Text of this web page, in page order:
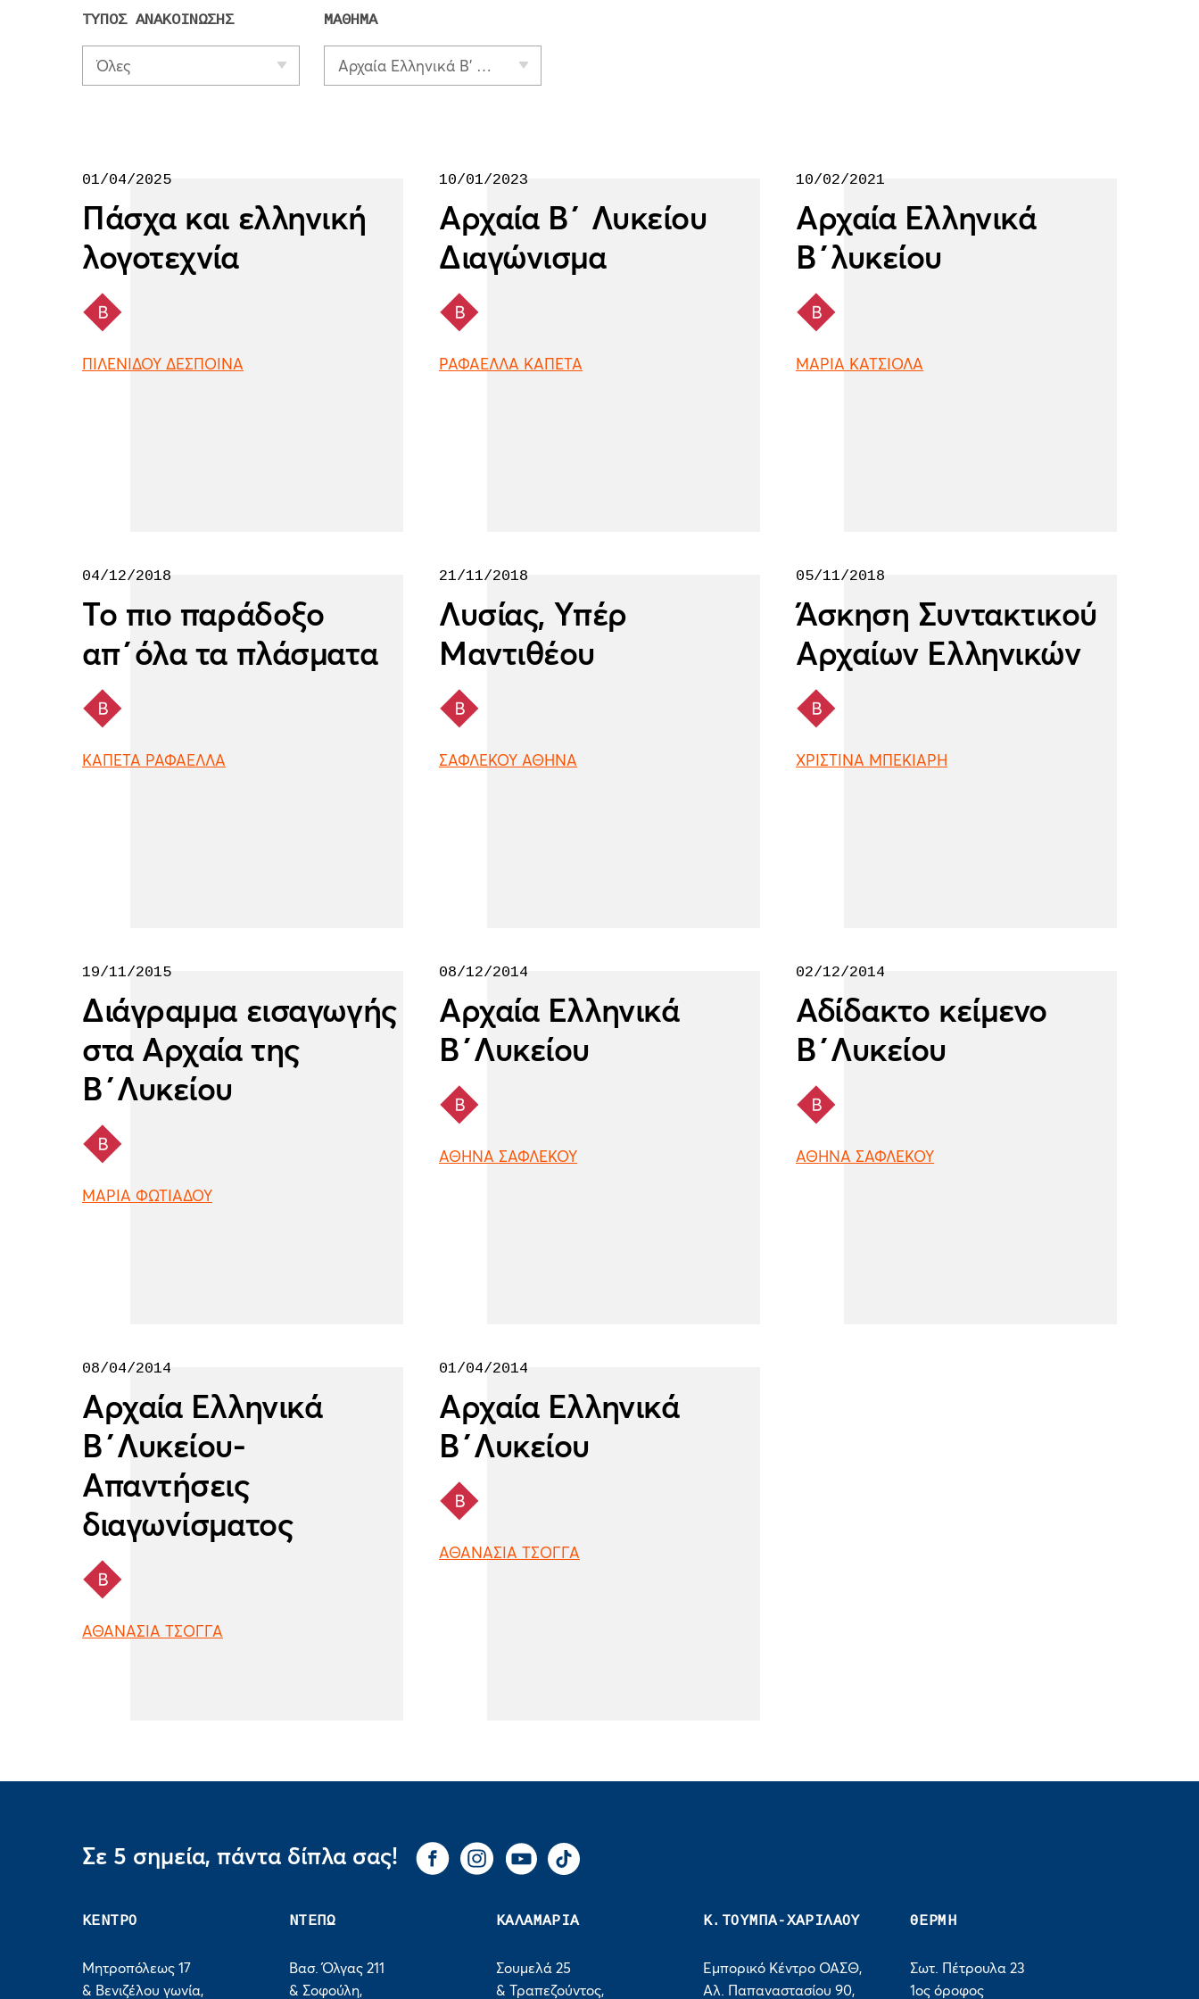
ΤΥΠΟΣ ΑΝΑΚΟΙΝΩΣΗΣ
Όλες
ΜΑΘΗΜΑ
Αρχαία Ελληνικά Β' Λυκείου
01/04/2025
Πάσχα και ελληνική
λογοτεχνία
ΠΙΛΕΝΙΔΟΥ ΔΕΣΠΟΙΝΑ
10/01/2023
Αρχαία Β΄ Λυκείου
Διαγώνισμα
ΡΑΦΑΕΛΛΑ ΚΑΠΕΤΑ
10/02/2021
Αρχαία Ελληνικά
Β΄λυκείου
ΜΑΡΙΑ ΚΑΤΣΙΟΛΑ
04/12/2018
Το πιο παράδοξο
απ΄όλα τα πλάσματα
ΚΑΠΕΤΑ ΡΑΦΑΕΛΛΑ
21/11/2018
Λυσίας, Υπέρ
Μαντιθέου
ΣΑΦΛΕΚΟΥ ΑΘΗΝΑ
05/11/2018
Άσκηση Συντακτικού
Αρχαίων Ελληνικών
ΧΡΙΣΤΙΝΑ ΜΠΕΚΙΑΡΗ
19/11/2015
Διάγραμμα εισαγωγής
στα Αρχαία της
Β΄Λυκείου
ΜΑΡΙΑ ΦΩΤΙΑΔΟΥ
08/12/2014
Αρχαία Ελληνικά
Β΄Λυκείου
ΑΘΗΝΑ ΣΑΦΛΕΚΟΥ
02/12/2014
Αδίδακτο κείμενο
Β΄Λυκείου
ΑΘΗΝΑ ΣΑΦΛΕΚΟΥ
08/04/2014
Αρχαία Ελληνικά
Β΄Λυκείου-
Απαντήσεις
διαγωνίσματος
ΑΘΑΝΑΣΙΑ ΤΣΟΓΓΑ
01/04/2014
Αρχαία Ελληνικά
Β΄Λυκείου
ΑΘΑΝΑΣΙΑ ΤΣΟΓΓΑ
Σε 5 σημεία, πάντα δίπλα σας!
FacebookInstagram
You Tube Tik Tok
ΚΕΝΤΡΟ
Μητροπόλεως 17
& Βενιζέλου γωνία,
ΝΤΕΠΩ
Βασ. Όλγας 211
& Σοφούλη,
ΚΑΛΑΜΑΡΙΑ
Σουμελά 25
& Τραπεζούντος,
Κ.ΤΟΥΜΠΑ-ΧΑΡΙΛΑΟΥ
Εμπορικό Κέντρο ΟΑΣΘ,
Αλ. Παπαναστασίου 90,
ΘΕΡΜΗ
Σωτ. Πέτρουλα 23
1ος όροφος